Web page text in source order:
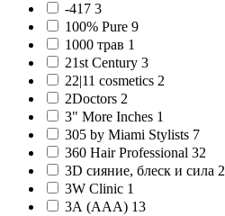
-417 3
100% Pure 9
1000 трав 1
21st Century 3
22|11 cosmetics 2
2Doctors 2
3" More Inches 1
305 by Miami Stylists 7
360 Hair Professional 32
3D сияние, блеск и сила 2
3W Clinic 1
3А (AAA) 13